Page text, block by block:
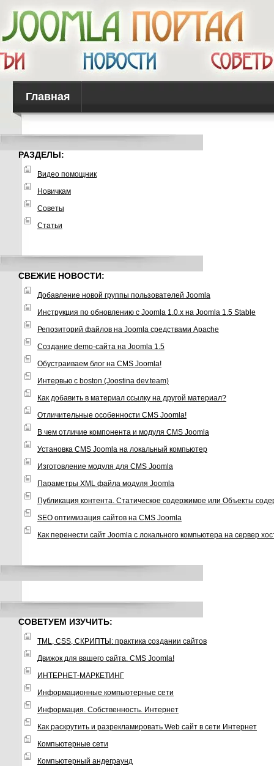
Главная
РАЗДЕЛЫ:
Видео помощник
Новичкам
Советы
Статьи
СВЕЖИЕ НОВОСТИ:
Добавление новой группы пользователей Joomla
Инструкция по обновлению с Joomla 1.0.x на Joomla 1.5 Stable
Репозиторий файлов на Joomla средствами Apache
Создание demo-сайта на Joomla 1.5
Обустраиваем блог на CMS Joomla!
Интервью с boston (Joostina dev.team)
Как добавить в материал ссылку на другой материал?
Отличительные особенности CMS Joomla!
В чем отличие компонента и модуля CMS Joomla
Установка CMS Joomla на локальный компьютер
Изготовление модуля для CMS Joomla
Параметры XML файла модуля Joomla
Публикация контента. Статическое содержимое или Объекты
SEO оптимизация сайтов на CMS Joomla
Как перенести сайт Joomla с локального компьютера на сервер
СОВЕТУЕМ ИЗУЧИТЬ:
TML, CSS, СКРИПТЫ: практика создании сайтов
Движок для вашего сайта. CMS Joomla!
ИНТЕРНЕТ-МАРКЕТИНГ
Информационные компьютерные сети
Информация. Собственность. Интернет
Как раскрутить и разрекламировать Web сайт в сети Интернет
Компьютерные сети
Компьютерный андеграунд